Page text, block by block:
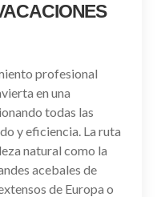
profesional
en una
todas las
y eficiencia. La ruta
natural como la
acebales de
de Europa o